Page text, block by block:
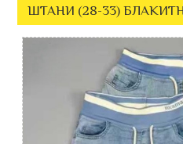
ШТАНИ (28-33)